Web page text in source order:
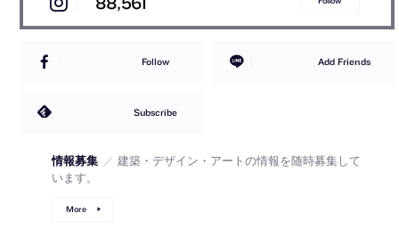
Follow Add Friends
Subscribe
情報募集 ／ 建築・デザイン・アートの情報を随時募集して
います。
More